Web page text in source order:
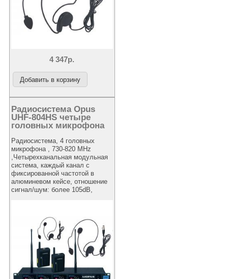
4 347р.
Радиосистема Opus
UHF-804HS четыре
головных микрофона
Радиосистема, 4 головных
микрофона , 730-820 MHz
,Четырехканальная модульная
система, каждый канал с
фиксированной частотой в
алюминевом кейсе, отношение
сигнал/шум: более 105dB,